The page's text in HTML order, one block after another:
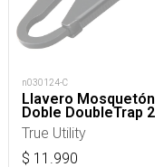
n030124-C
Llavero Mosquetón
Doble DoubleTrap 2
True Utility
$ 11.990